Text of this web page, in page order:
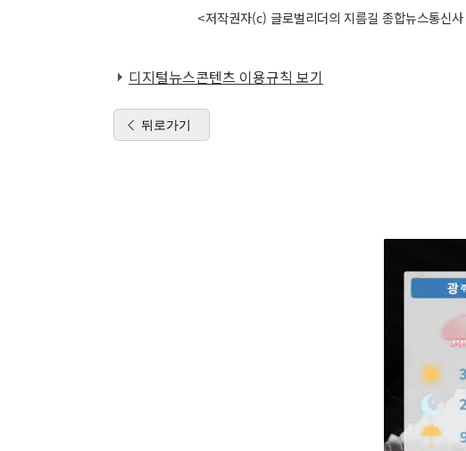
<저작권자(c) 글로벌리더의 지름길 종합뉴스통
디지털뉴스콘텐츠 이용규칙 보기
뒤로가기